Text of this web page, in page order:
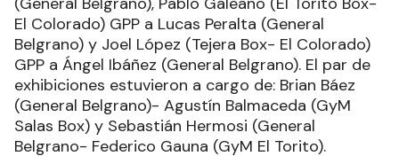
El Colorado) GPP a Lucas Peralta (General
Belgrano) y Joel López (Tejera Box- El Colorado)
GPP a Ángel Ibáñez (General Belgrano). El par de
exhibiciones estuvieron a cargo de: Brian Báez
(General Belgrano)- Agustín Balmaceda (GyM
Salas Box) y Sebastián Hermosi (General
Belgrano- Federico Gauna (GyM El Torito).